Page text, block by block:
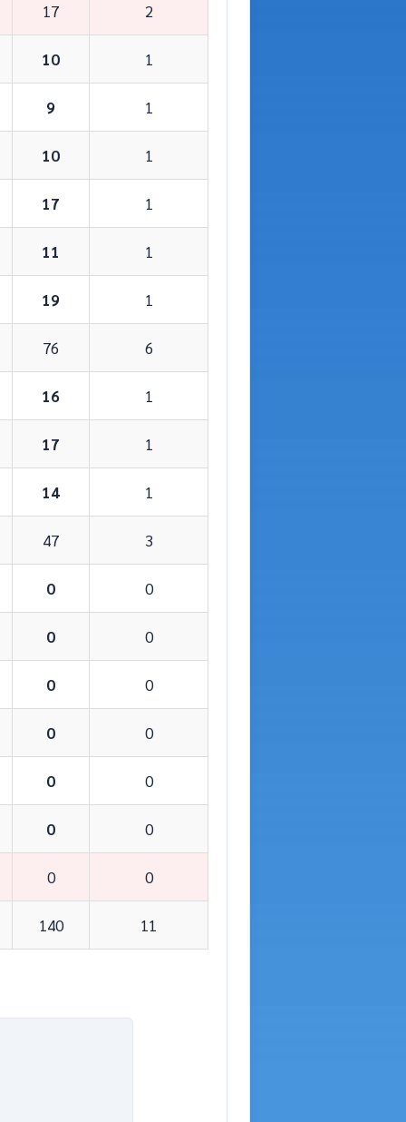
17 2
10 1
9 1
10 1
17 1
11 1
19 1
76 6
16 1
17 1
14 1
47 3
0 0
0 0
0 0
0 0
0 0
0 0
0 0
140 11